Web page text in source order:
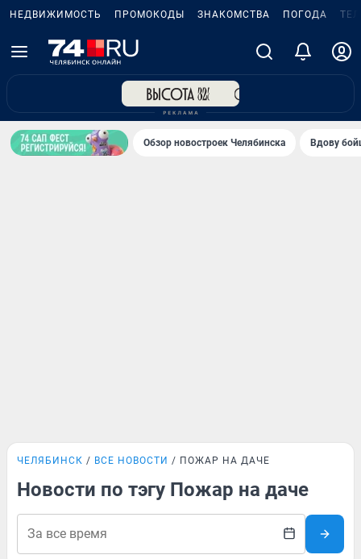
НЕДВИЖИМОСТЬ ПРОМОКОДЫ ЗНАКОМСТВА ПОГОДА
Обзор новостроек Челябинска Вдову
ЧЕЛЯБИНСК ВСЕ НОВОСТИ ПОЖАР НА ДАЧЕ
Новости по тэгу Пожар на даче